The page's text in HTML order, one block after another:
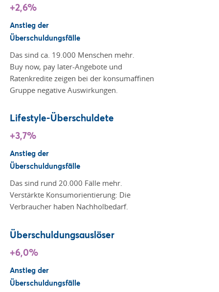
+2,6%
Anstieg der
Überschuldungsfälle
Das sind ca. 19.000 Menschen mehr.
Buy now, pay later-Angebote und
Ratenkredite zeigen bei der konsumaffinen
Gruppe negative Auswirkungen.
Lifestyle-Überschuldete
+3,7%
Anstieg der
Überschuldungsfälle
Das sind rund 20.000 Fälle mehr.
Verstärkte Konsumorientierung: Die
Verbraucher haben Nachholbedarf.
Überschuldungsauslöser
+6,0%
Anstieg der
Überschuldungsfälle